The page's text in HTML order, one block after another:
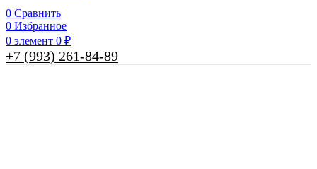
0 Сравнить
0 Избранное
0 элемент 0 ₽
+7 (993) 261-84-89